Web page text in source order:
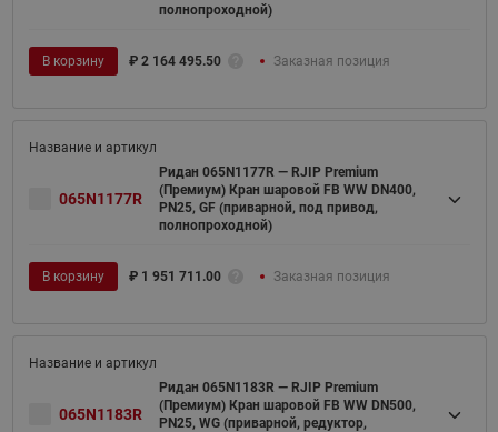
полнопроходной)
В корзину ₽ 2 164 495.50 Заказная позиция
065N1177R
Ридан 065N1177R — RJIP Premium
(Премиум) Кран шаровой FB WW DN400,
PN25, GF (приварной, под привод,
полнопроходной)
В корзину ₽ 1 951 711.00 Заказная позиция
065N1183R
Ридан 065N1183R — RJIP Premium
(Премиум) Кран шаровой FB WW DN500,
PN25, WG (приварной, редуктор,